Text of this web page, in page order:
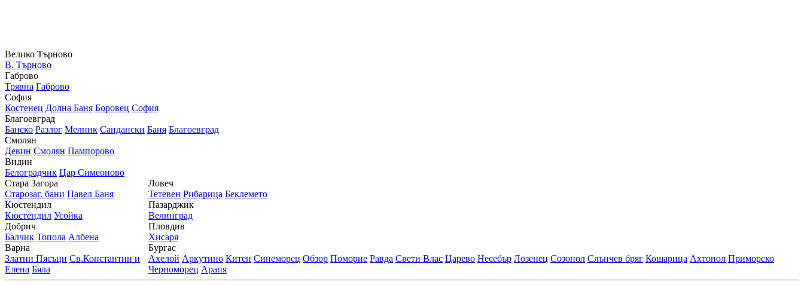
Велико Търново
В. Търново
Габрово
Трявна Габрово
София
Костенец Долна Баня Боровец София
Благоевград
Банско Разлог Мелник Сандански Баня Благоевград
Смолян
Девин Смолян Пампорово
Видин
Белоградчик Цар Симеоново
Стара Загора
Старозаг. бани Павел Баня
Кюстендил
Кюстендил Усойка
Добрич
Балчик Топола Албена
Варна
Златни Пясъци Св.Константин и
Елена Бяла
Ловеч
Тетевен Рибарица Беклемето
Пазарджик
Велинград
Пловдив
Хисаря
Бургас
Ахелой Аркутино Китен Синеморец Обзор Поморие Равда Свети Влас Царево Несебър Лозенец Созопол Слънчев бряг Кошарица Ахтопол Приморско
Черноморец Арапя